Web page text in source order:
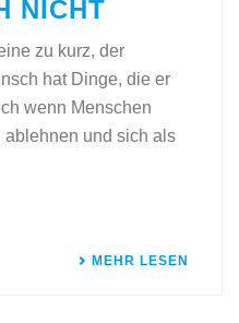
NICHT
zu kurz, der
hat Dinge, die er
wenn Menschen
und sich als
MEHR LESEN